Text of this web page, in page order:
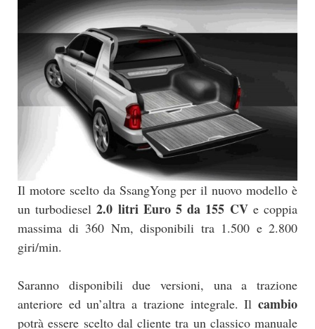
Il motore scelto da SsangYong per il nuovo modello è
un turbodiesel2.0 litri Euro 5 da 155 CVe coppia
massima di 360 Nm, disponibili tra 1.500 e 2.800
giri/min.
Saranno disponibili due versioni, una a trazione
anteriore ed un’altra a trazione integrale. Il cambio
potrà essere scelto dal cliente tra un classico manuale